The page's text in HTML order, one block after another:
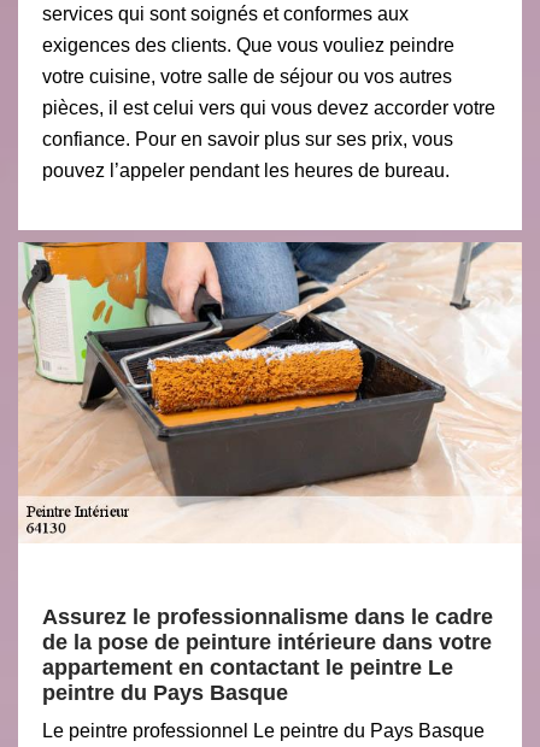
services qui sont soignés et conformes aux
exigences des clients. Que vous vouliez peindre
votre cuisine, votre salle de séjour ou vos autres
pièces, il est celui vers qui vous devez accorder votre
confiance. Pour en savoir plus sur ses prix, vous
pouvez l’appeler pendant les heures de bureau.
Assurez le professionnalisme dans le cadre
de la pose de peinture intérieure dans votre
appartement en contactant le peintre Le
peintre du Pays Basque
Le peintre professionnel Le peintre du Pays Basque